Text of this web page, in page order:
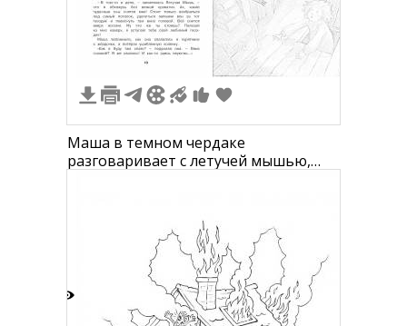
Маша в темном чердаке
разговаривает с летучей мышью,